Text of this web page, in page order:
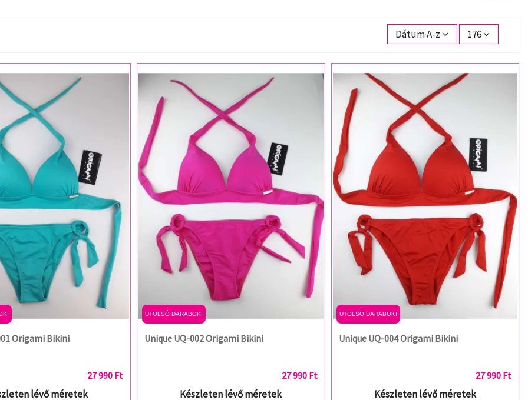
Dátum A-z 176
Origami Bikini
27 990 Ft
lévő méretek
UTOLSÓ DARABOK!
Unique UQ-002 Origami Bikini
27 990 Ft
Készleten lévő méretek
UTOLSÓ DARABOK!
Unique UQ-004 Origami Bikini
27 990 Ft
Készleten lévő méretek